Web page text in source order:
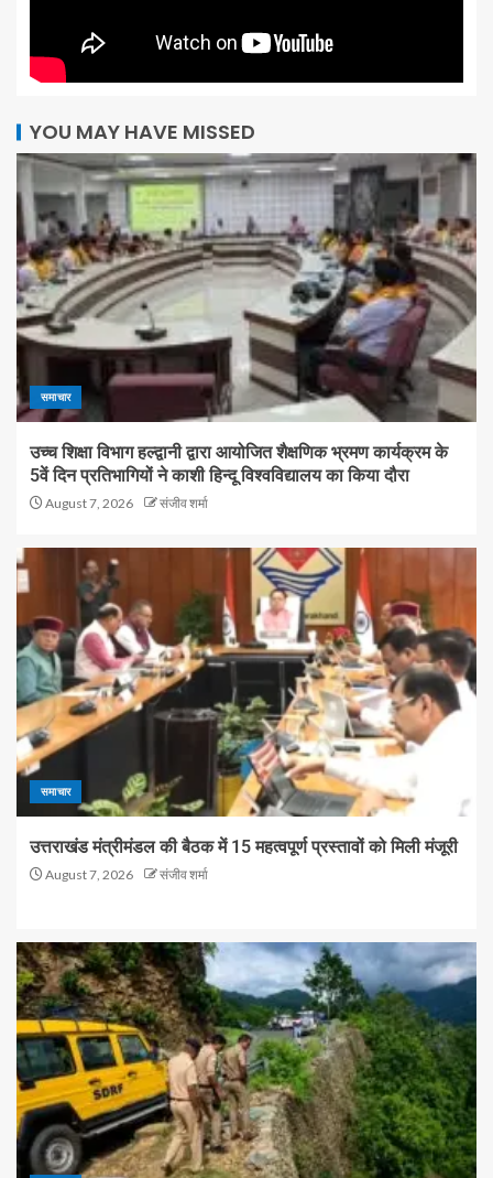
YOU MAY HAVE MISSED
समाचार
उच्च शिक्षा विभाग हल्द्वानी द्वारा आयोजित शैक्षणिक भ्रमण कार्यक्रम के
5वें दिन प्रतिभागियों ने काशी हिन्दू विश्वविद्यालय का किया दौरा
August 7, 2026 संजीव शर्मा
समाचार
उत्तराखंड मंत्रीमंडल की बैठक में 15 महत्वपूर्ण प्रस्तावों को मिली मंजूरी
August 7, 2026 संजीव शर्मा